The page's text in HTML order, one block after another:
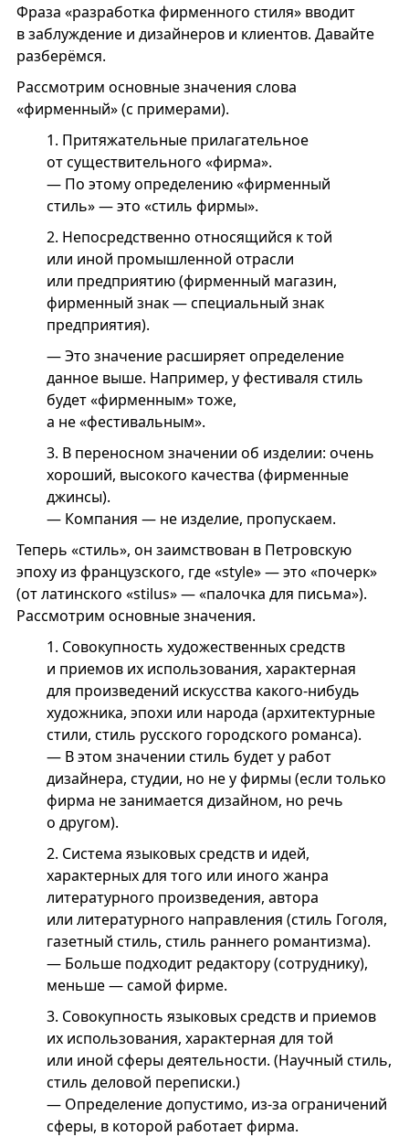
Фраза «разработка фирменного стиля» вводит
в заблуждение и дизайнеров и клиентов. Давайте
разберёмся.
Рассмотрим основные значения слова
«фирменный» (с примерами).
1. Притяжательные прилагательное
от существительного «фирма».
— По этому определению «фирменный
стиль» — это «стиль фирмы».
2. Непосредственно относящийся к той
или иной промышленной отрасли
или предприятию (фирменный магазин,
фирменный знак — специальный знак
предприятия).
— Это значение расширяет определение
данное выше. Например, у фестиваля стиль
будет «фирменным» тоже,
а не «фестивальным».
3. В переносном значении об изделии: очень
хороший, высокого качества (фирменные
джинсы).
— Компания — не изделие, пропускаем.
Теперь «стиль», он заимствован в Петровскую
эпоху из французского, где «style» — это «почерк»
(от латинского «stilus» — «палочка для письма»).
Рассмотрим основные значения.
1. Совокупность художественных средств
и приемов их использования, характерная
для произведений искусства какого-нибудь
художника, эпохи или народа (архитектурные
стили, стиль русского городского романса).
— В этом значении стиль будет у работ
дизайнера, студии, но не у фирмы (если только
фирма не занимается дизайном, но речь
о другом).
2. Система языковых средств и идей,
характерных для того или иного жанра
литературного произведения, автора
или литературного направления (стиль Гоголя,
газетный стиль, стиль раннего романтизма).
— Больше подходит редактору (сотруднику),
меньше — самой фирме.
3. Совокупность языковых средств и приемов
их использования, характерная для той
или иной сферы деятельности. (Научный стиль,
стиль деловой переписки.)
— Определение допустимо, из-за ограничений
сферы, в которой работает фирма.